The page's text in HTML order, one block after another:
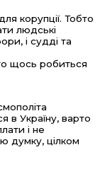
корупції. Тобто
людські
і судді та
щось робиться
в Україну, варто
і не
думку, цілком